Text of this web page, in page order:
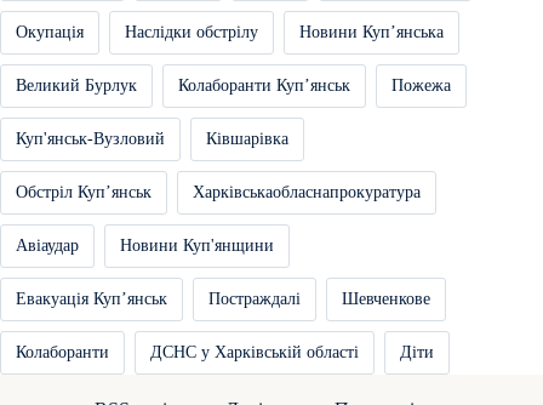
Окупація Наслідки обстрілу Новини Купʼянська
Великий Бурлук Колаборанти Купʼянськ Пожежа
Куп'янськ-Вузловий Ківшарівка
Обстріл Купʼянськ Харківськаобласнапрокуратура
Авіаудар Новини Куп'янщини
Евакуація Купʼянськ Постраждалі Шевченкове
Колаборанти ДСНС у Харківській області Діти